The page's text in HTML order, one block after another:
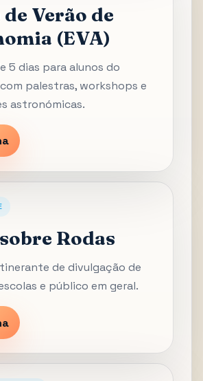
Verão de
(EVA)
5 dias para alunos do
palestras, workshops e
astronómicas.
Rodas
de divulgação de
e público em geral.